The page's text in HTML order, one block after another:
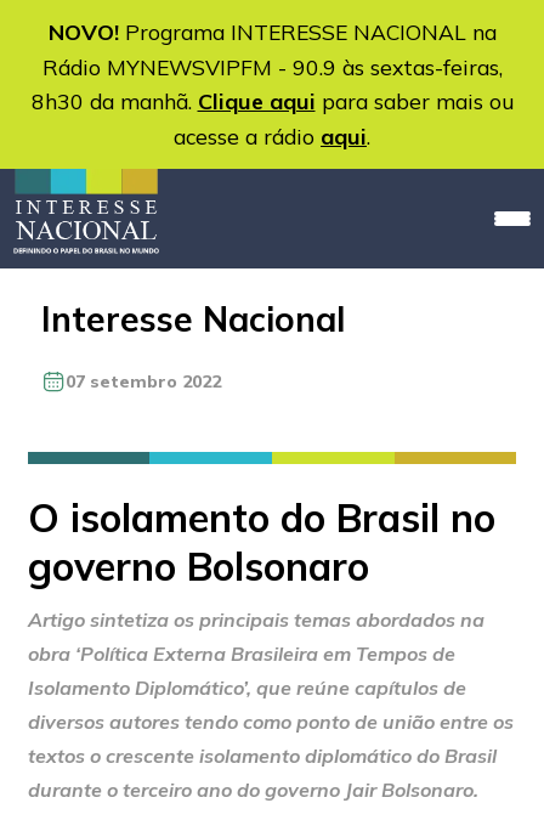
NOVO!Programa INTERESSE NACIONAL na
Rádio MYNEWSVIPFM - 90.9 às sextas-feiras,
8h30 da manhã. Clique aqui para saber mais ou
acesse a rádio aqui.
Interesse Nacional
07 setembro 2022
O isolamento do Brasil no
governo Bolsonaro
Artigo sintetiza os principais temas abordados na
obra ‘Política Externa Brasileira em Tempos de
Isolamento Diplomático’, que reúne capítulos de
diversos autores tendo como ponto de união entre os
textos o crescente isolamento diplomático do Brasil
durante o terceiro ano do governo Jair Bolsonaro.